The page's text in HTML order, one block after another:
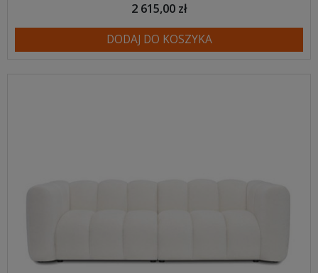
2 615,00 zł
DODAJ DO KOSZYKA